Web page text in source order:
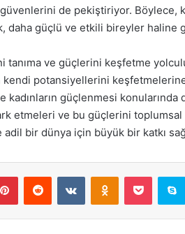
de pekiştiriyor. Böylece,
daha güçlü ve etkili bireyler haline
tanıma ve güçlerini keşfetme
potansiyellerini keşfetmelerine
güçlenmesi konularında
etmeleri ve bu güçlerini
bir dünya için büyük bir katkı
PinterestReddit VKontakteOdnoklassniki
Pocket